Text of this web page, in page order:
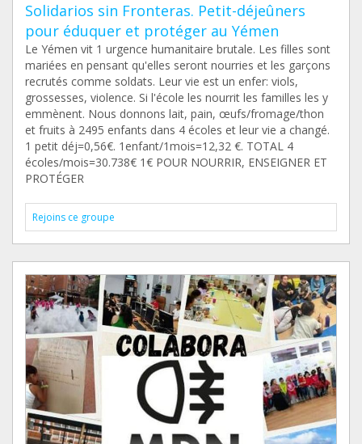
Solidarios sin Fronteras. Petit-déjeûners
pour éduquer et protéger au Yémen
Le Yémen vit 1 urgence humanitaire brutale. Les filles sont
mariées en pensant qu'elles seront nourries et les garçons
recrutés comme soldats. Leur vie est un enfer: viols,
grossesses, violence. Si l'école les nourrit les familles les y
emmènent. Nous donnons lait, pain, œufs/fromage/thon
et fruits à 2495 enfants dans 4 écoles et leur vie a changé.
1 petit déj=0,56€. 1enfant/1mois=12,32 €. TOTAL 4
écoles/mois=30.738€ 1€ POUR NOURRIR, ENSEIGNER ET
PROTÉGER
Rejoins ce groupe